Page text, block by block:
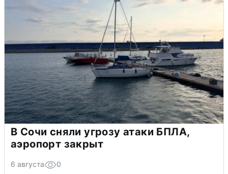
В Сочи сняли угрозу атаки БПЛА,
аэропорт закрыт
6 августа 0